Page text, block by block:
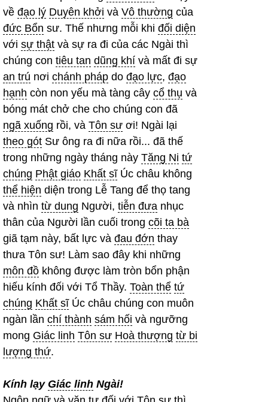
về đạo lý Duyên khởi và Vô thường của
đức Bổn sư. Thế nhưng mỗi khi đối diện
với sự thật và sự ra đi của các Ngài thì
chúng con tiêu tan dũng khí và mất đi sự
an trú nơi chánh pháp do đạo lực, đạo
hạnh còn non yếu mà tàng cây cổ thụ và
bóng mát chở che cho chúng con đã
ngã xuống rồi, và Tôn sư ơi! Ngài lại
theo gót Sư ông ra đi nữa rồi... đã thế
trong những ngày tháng này Tăng Ni tứ
chúng Phật giáo Khất sĩÚc châu không
thể hiện diện trong Lễ Tang để thọ tang
và nhìn từ dung Người, tiễn đưa nhục
thân của Người lần cuối trong cõi ta bà
giã tạm này, bất lực và đau đớn thay
thưa Tôn sư! Làm sao đây khi những
môn đồ không được làm tròn bổn phận
hiếu kính đối với Tổ Thầy. Toàn thể tứ
chúng Khất sĩÚc châu chúng con muôn
ngàn lần chí thành sám hối và ngưỡng
mong Giác linh Tôn sư Hoà thượng từ bi
lượng thứ.
Kính lạy Giác linh Ngài!